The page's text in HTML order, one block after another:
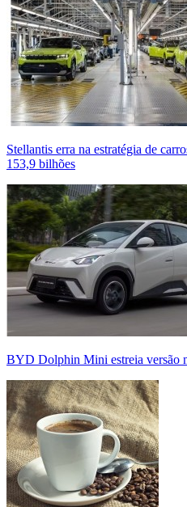
Stellantis erra na estratégia de
153,9 bilhões
BYD Dolphin Mini estreia versão